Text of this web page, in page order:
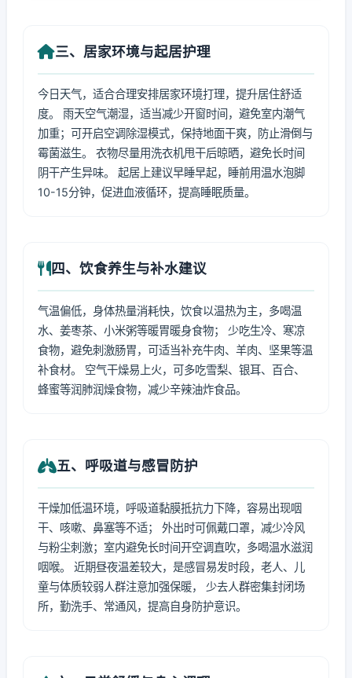
三、居家环境与起居护理
今日天气，适合合理安排居家环境打理，提升居住舒适
度。 雨天空气潮湿，适当减少开窗时间，避免室内潮气
加重；可开启空调除湿模式，保持地面干爽，防止滑倒与
霉菌滋生。 衣物尽量用洗衣机甩干后晾晒，避免长时间
阴干产生异味。 起居上建议早睡早起，睡前用温水泡脚
10-15分钟，促进血液循环，提高睡眠质量。
四、饮食养生与补水建议
气温偏低，身体热量消耗快，饮食以温热为主，多喝温
水、姜枣茶、小米粥等暖胃暖身食物； 少吃生冷、寒凉
食物，避免刺激肠胃，可适当补充牛肉、羊肉、坚果等温
补食材。 空气干燥易上火，可多吃雪梨、银耳、百合、
蜂蜜等润肺润燥食物，减少辛辣油炸食品。
五、呼吸道与感冒防护
干燥加低温环境，呼吸道黏膜抵抗力下降，容易出现咽
干、咳嗽、鼻塞等不适； 外出时可佩戴口罩，减少冷风
与粉尘刺激；室内避免长时间开空调直吹，多喝温水滋润
咽喉。 近期昼夜温差较大，是感冒易发时段，老人、儿
童与体质较弱人群注意加强保暖， 少去人群密集封闭场
所，勤洗手、常通风，提高自身防护意识。